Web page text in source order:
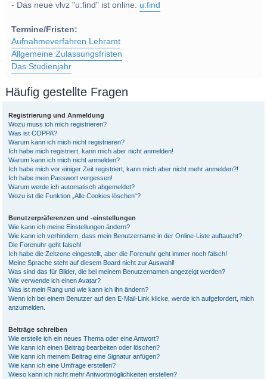
- Das neue vlvz "u:find" ist online: u:find
Termine/Fristen:
Aufnahmeverfahren Lehramt
Allgemeine Zulassungsfristen
Das Studienjahr
Häufig gestellte Fragen
Registrierung und Anmeldung
Wozu muss ich mich registrieren?
Was ist COPPA?
Warum kann ich mich nicht registrieren?
Ich habe mich registriert, kann mich aber nicht anmelden!
Warum kann ich mich nicht anmelden?
Ich habe mich vor einiger Zeit registriert, kann mich aber nicht mehr anmelden?!
Ich habe mein Passwort vergessen!
Warum werde ich automatisch abgemeldet?
Wozu ist die Funktion „Alle Cookies löschen“?
Benutzerpräferenzen und -einstellungen
Wie kann ich meine Einstellungen ändern?
Wie kann ich verhindern, dass mein Benutzername in der Online-Liste auftaucht?
Die Forenuhr geht falsch!
Ich habe die Zeitzone eingestellt, aber die Forenuhr geht immer noch falsch!
Meine Sprache steht auf diesem Board nicht zur Auswahl!
Was sind das für Bilder, die bei meinem Benutzernamen angezeigt werden?
Wie verwende ich einen Avatar?
Was ist mein Rang und wie kann ich ihn ändern?
Wenn ich bei einem Benutzer auf den E-Mail-Link klicke, werde ich aufgefordert, mich
anzumelden.
Beiträge schreiben
Wie erstelle ich ein neues Thema oder eine Antwort?
Wie kann ich einen Beitrag bearbeiten oder löschen?
Wie kann ich meinem Beitrag eine Signatur anfügen?
Wie kann ich eine Umfrage erstellen?
Wieso kann ich nicht mehr Antwortmöglichkeiten erstellen?